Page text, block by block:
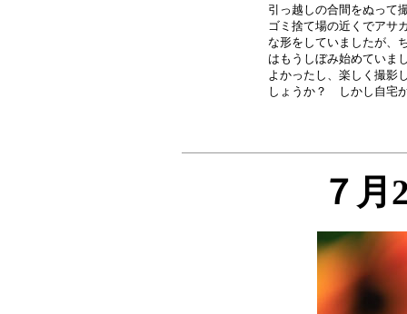
引っ越しの合間をぬって
ゴミ捨て場の近くでアサ
な形をしていましたが、
はもうしぼみ始めていま
よかったし、楽しく撮影
７月